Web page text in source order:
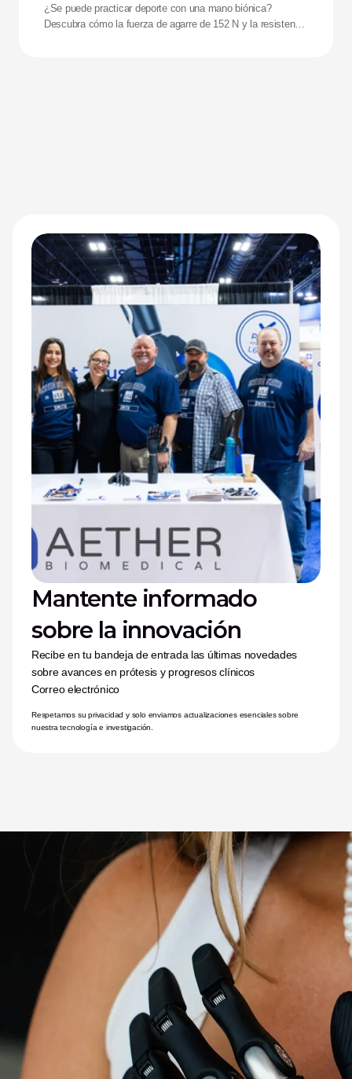
biónica?
¿Se puede practicar deporte con una mano biónica?
Descubra cómo la fuerza de agarre de 152 N y la resistencia
Mantente informado
sobre la innovación
Recibe en tu bandeja de entrada las últimas novedades
sobre avances en prótesis y progresos clínicos
Correo electrónico
Respetamos su privacidad y solo enviamos actualizaciones esenciales sobre
nuestra tecnología e investigación.